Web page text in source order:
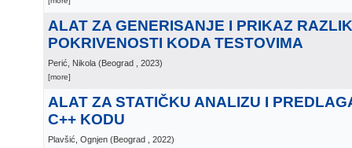
ALAT ZA GENERISANJE I PRIKAZ
POKRIVENOSTI KODA TESTOVIMA
Perić, Nikola (Beograd , 2023)
[more]
ALAT ZA STATIČKU ANALIZU I
C++ KODU
Plavšić, Ognjen (Beograd , 2022)